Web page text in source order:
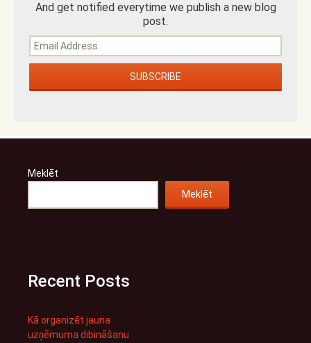
And get notified everytime we publish a new blog
post.
Meklēt
Meklēt
Recent Posts
Kā organizēt jauna
uzņēmuma dibināšanu